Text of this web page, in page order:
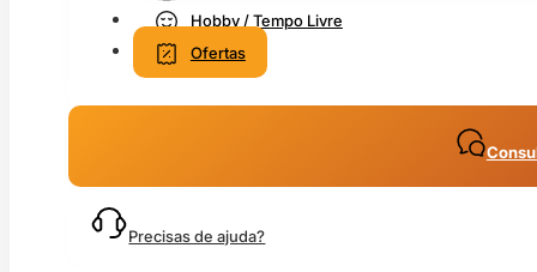
Hobby / Tempo Livre
Ofertas
Precisas de ajuda?